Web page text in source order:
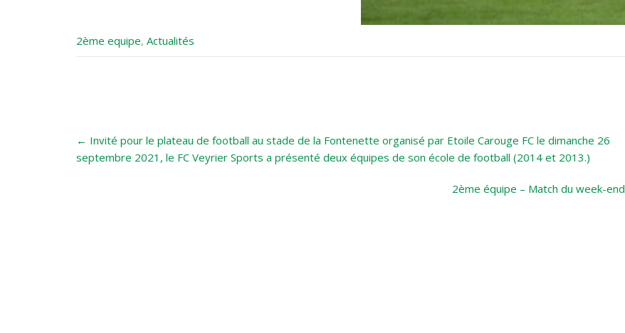
2ème equipe, Actualités
navigation
← Invité pour le plateau de football au stade de la Fontenette organisé par Etoile Carouge FC le dimanche 26
septembre 2021, le FC Veyrier Sports a présenté deux équipes de son école de football (2014 et 2013.)
2ème équipe – Match du week-end